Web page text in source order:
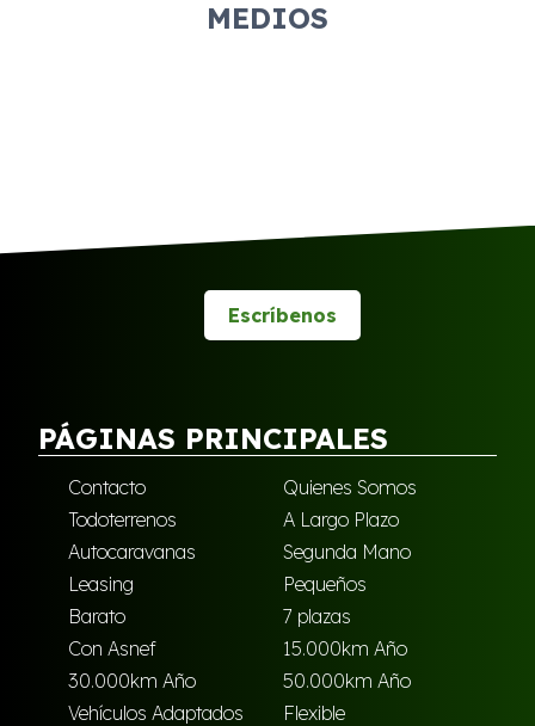
MEDIOS
Escríbenos
PÁGINAS PRINCIPALES
Contacto
Quienes Somos
Todoterrenos
A Largo Plazo
Autocaravanas
Segunda Mano
Leasing
Pequeños
Barato
7 plazas
Con Asnef
15.000km Año
30.000km Año
50.000km Año
Vehículos Adaptados
Flexible